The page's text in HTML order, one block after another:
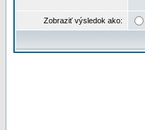
Zobraziť výsledok ako: